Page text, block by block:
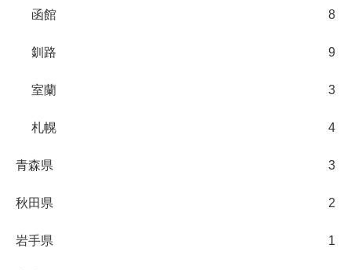
函館 8
釧路 9
室蘭 3
札幌 4
青森県 3
秋田県 2
岩手県 1